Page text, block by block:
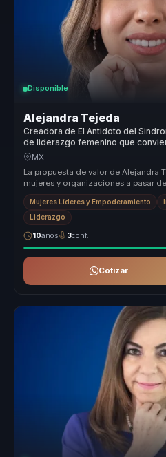
Disponible
Alejandra Tejeda
Creadora de El Antidoto del
de liderazgo femenino que
en autoridad para mujeres lideres.
MX
La propuesta de valor de Alejandra
mujeres y organizaciones a pasar
auto sabotaje a ...
Mujeres Líderes y Empoderamiento
Liderazgo
10años 3conf.
Cotizar